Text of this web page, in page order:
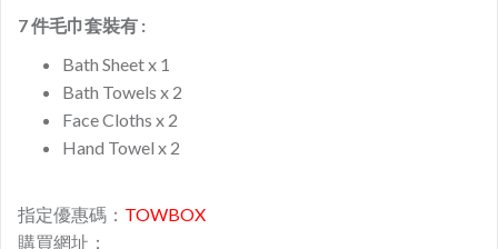
7 件毛巾套裝有 :
Bath Sheet x 1
Bath Towels x 2
Face Cloths x 2
Hand Towel x 2
指定優惠碼： TOWBOX
購買網址：